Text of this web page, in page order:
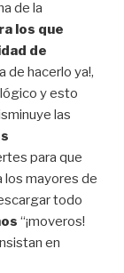
de la
los que
de
de hacerlo ya!,
y esto
las
para que
los mayores de
todo
“¡moveros!
en